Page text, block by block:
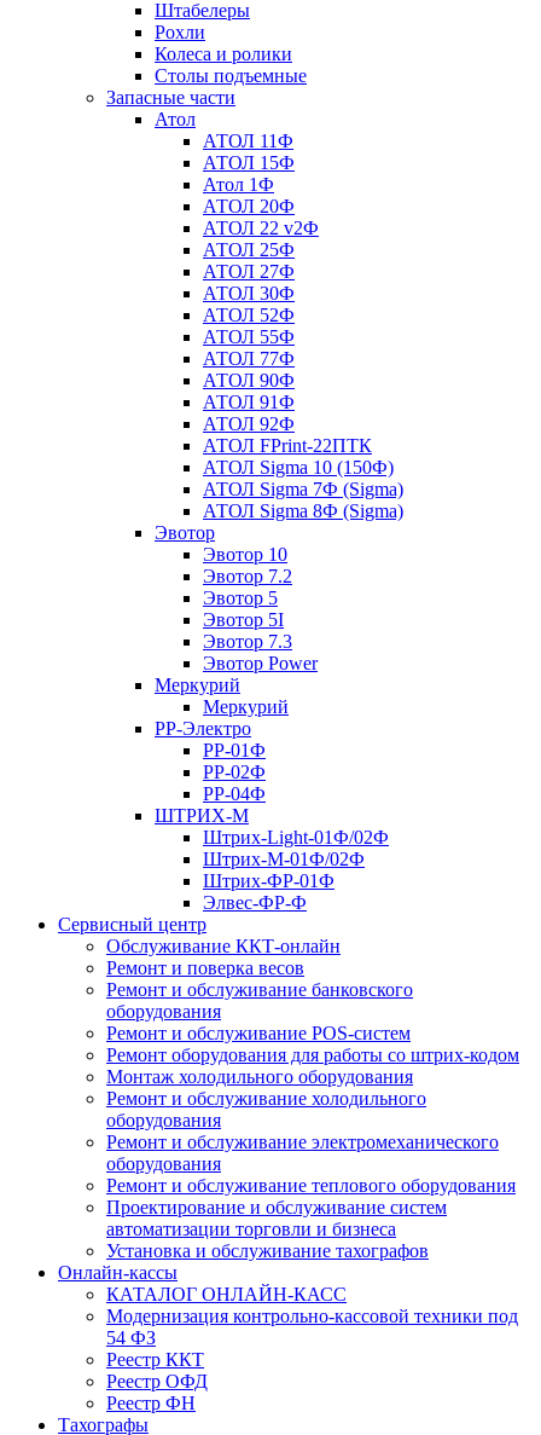
Штабелеры
Рохли
Колеса и ролики
Столы подъемные
Запасные части
Атол
АТОЛ 11Ф
АТОЛ 15Ф
Атол 1Ф
АТОЛ 20Ф
АТОЛ 22 v2Ф
АТОЛ 25Ф
АТОЛ 27Ф
АТОЛ 30Ф
АТОЛ 52Ф
АТОЛ 55Ф
АТОЛ 77Ф
АТОЛ 90Ф
АТОЛ 91Ф
АТОЛ 92Ф
АТОЛ FPrint-22ПТК
АТОЛ Sigma 10 (150Ф)
АТОЛ Sigma 7Ф (Sigma)
АТОЛ Sigma 8Ф (Sigma)
Эвотор
Эвотор 10
Эвотор 7.2
Эвотор 5
Эвотор 5I
Эвотор 7.3
Эвотор Power
Меркурий
Меркурий
РР-Электро
РР-01Ф
РР-02Ф
РР-04Ф
ШТРИХ-М
Штрих-Light-01Ф/02Ф
Штрих-М-01Ф/02Ф
Штрих-ФР-01Ф
Элвес-ФР-Ф
Сервисный центр
Обслуживание ККТ-онлайн
Ремонт и поверка весов
Ремонт и обслуживание банковского
оборудования
Ремонт и обслуживание POS-систем
Ремонт оборудования для работы со штрих-кодом
Монтаж холодильного оборудования
Ремонт и обслуживание холодильного
оборудования
Ремонт и обслуживание электромеханического
оборудования
Ремонт и обслуживание теплового оборудования
Проектирование и обслуживание систем
автоматизации торговли и бизнеса
Установка и обслуживание тахографов
Онлайн-кассы
КАТАЛОГ ОНЛАЙН-КАСС
Модернизация контрольно-кассовой техники под
54 ФЗ
Реестр ККТ
Реестр ОФД
Реестр ФН
Тахографы